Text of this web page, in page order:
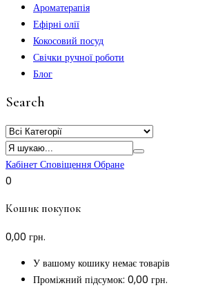
Ароматерапія
Ефірні олії
Кокосовий посуд
Свічки ручної роботи
Блог
Search
Кабінет Сповіщення Обране
0
Кошик покупок
0,00 грн.
У вашому кошику немає товарів
Проміжний підсумок: 0,00 грн.